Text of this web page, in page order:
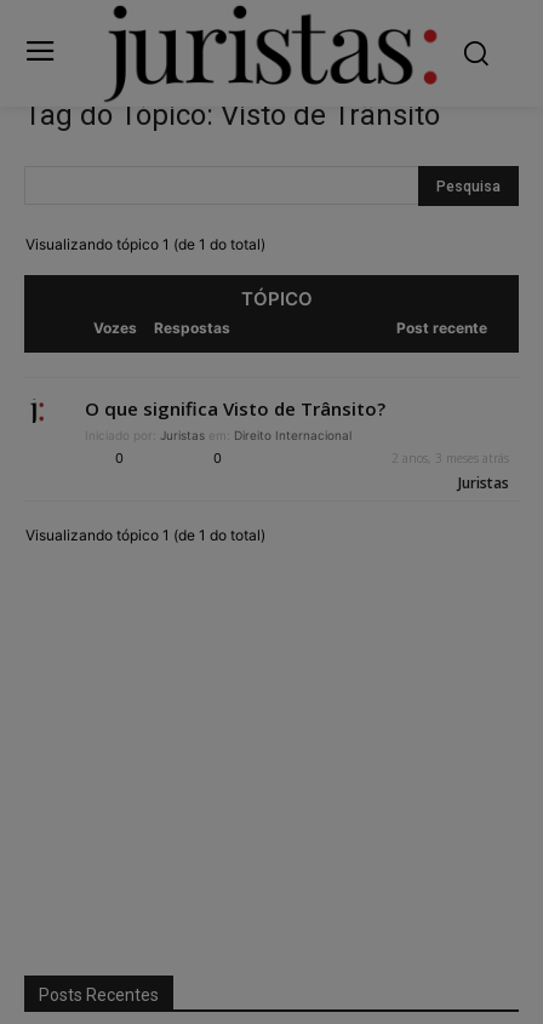
Tag do Tópico: Visto de Trânsito
Visualizando tópico 1 (de 1 do total)
TÓPICO
Vozes Respostas Post recente
O que significa Visto de Trânsito?
Iniciado por: Juristas em: Direito Internacional
0 0 2 anos, 3 meses atrás
Juristas
Visualizando tópico 1 (de 1 do total)
Posts Recentes